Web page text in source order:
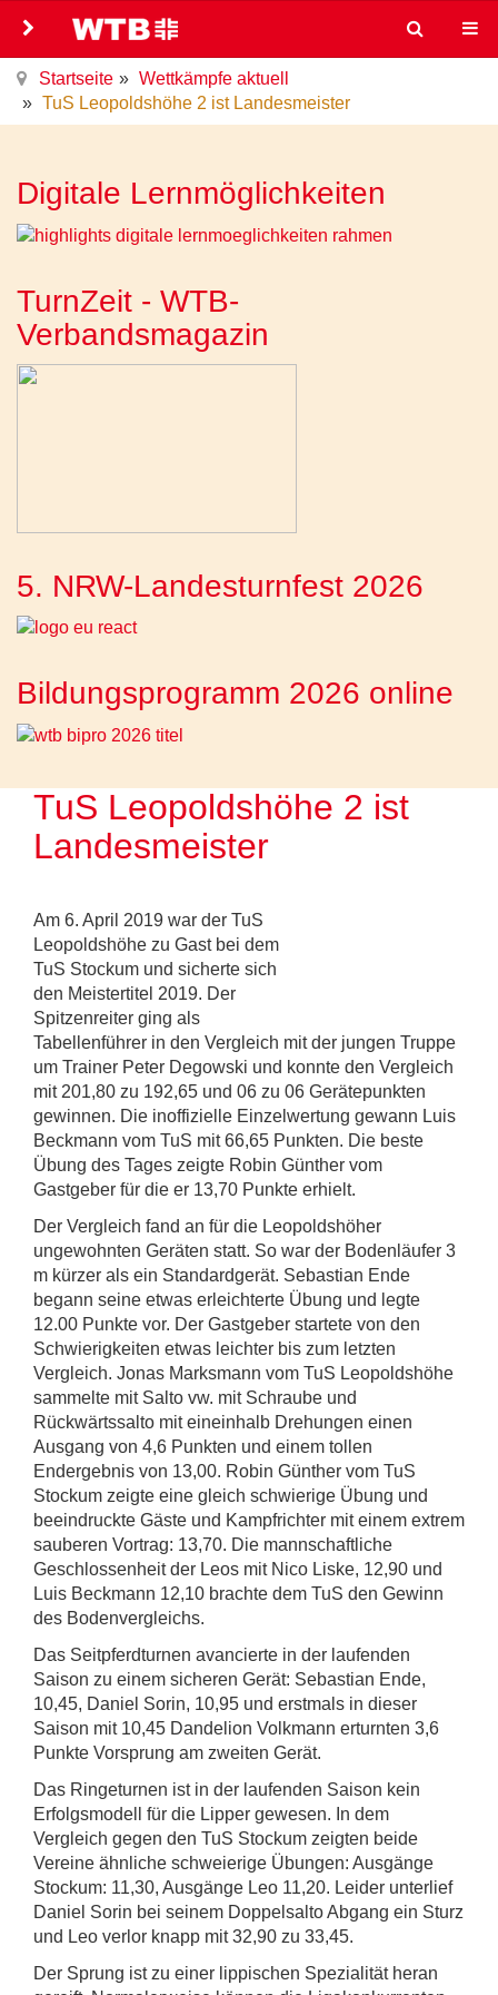
Startseite
Wettkämpfe aktuell
TuS Leopoldshöhe 2 ist Landesmeister
Digitale Lernmöglichkeiten
TurnZeit - WTB-
Verbandsmagazin
5. NRW-Landesturnfest 2026
Bildungsprogramm 2026 online
TuS Leopoldshöhe 2 ist
Landesmeister
Am 6. April 2019 war der TuS
Leopoldshöhe zu Gast bei dem
TuS Stockum und sicherte sich
den Meistertitel 2019. Der
Spitzenreiter ging als
Tabellenführer in den Vergleich mit der jungen Truppe
um Trainer Peter Degowski und konnte den Vergleich
mit 201,80 zu 192,65 und 06 zu 06 Gerätepunkten
gewinnen. Die inoffizielle Einzelwertung gewann Luis
Beckmann vom TuS mit 66,65 Punkten. Die beste
Übung des Tages zeigte Robin Günther vom
Gastgeber für die er 13,70 Punkte erhielt.
Der Vergleich fand an für die Leopoldshöher
ungewohnten Geräten statt. So war der Bodenläufer 3
m kürzer als ein Standardgerät. Sebastian Ende
begann seine etwas erleichterte Übung und legte
12.00 Punkte vor. Der Gastgeber startete von den
Schwierigkeiten etwas leichter bis zum letzten
Vergleich. Jonas Marksmann vom TuS Leopoldshöhe
sammelte mit Salto vw. mit Schraube und
Rückwärtssalto mit eineinhalb Drehungen einen
Ausgang von 4,6 Punkten und einem tollen
Endergebnis von 13,00. Robin Günther vom TuS
Stockum zeigte eine gleich schwierige Übung und
beeindruckte Gäste und Kampfrichter mit einem extrem
sauberen Vortrag: 13,70. Die mannschaftliche
Geschlossenheit der Leos mit Nico Liske, 12,90 und
Luis Beckmann 12,10 brachte dem TuS den Gewinn
des Bodenvergleichs.
Das Seitpferdturnen avancierte in der laufenden
Saison zu einem sicheren Gerät: Sebastian Ende,
10,45, Daniel Sorin, 10,95 und erstmals in dieser
Saison mit 10,45 Dandelion Volkmann erturnten 3,6
Punkte Vorsprung am zweiten Gerät.
Das Ringeturnen ist in der laufenden Saison kein
Erfolgsmodell für die Lipper gewesen. In dem
Vergleich gegen den TuS Stockum zeigten beide
Vereine ähnliche schweierige Übungen: Ausgänge
Stockum: 11,30, Ausgänge Leo 11,20. Leider unterlief
Daniel Sorin bei seinem Doppelsalto Abgang ein Sturz
und Leo verlor knapp mit 32,90 zu 33,45.
Der Sprung ist zu einer lippischen Spezialität heran